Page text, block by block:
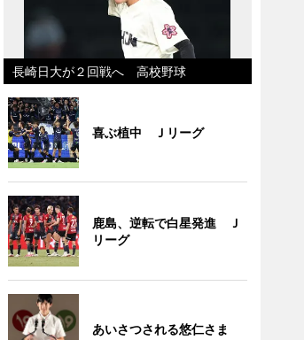
長崎日大が２回戦へ 高校野球
喜ぶ植中 Ｊリーグ
鹿島、逆転で白星発進 Ｊ
リーグ
あいさつされる悠仁さま